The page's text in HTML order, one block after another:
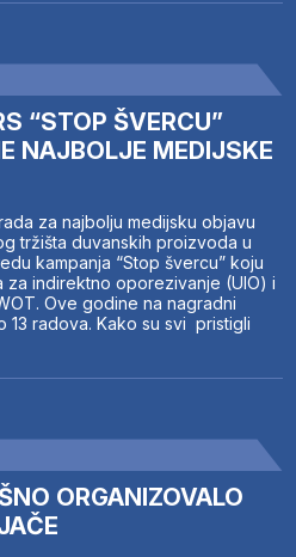
“STOP ŠVERCU”
NAJBOLJE MEDIJSKE
za najbolju medijsku objavu
tržišta duvanskih proizvoda u
kampanja “Stop švercu” koju
za indirektno oporezivanje (UIO) i
Ove godine na nagradni
13 radova. Kako su svi pristigli
ORGANIZOVALO